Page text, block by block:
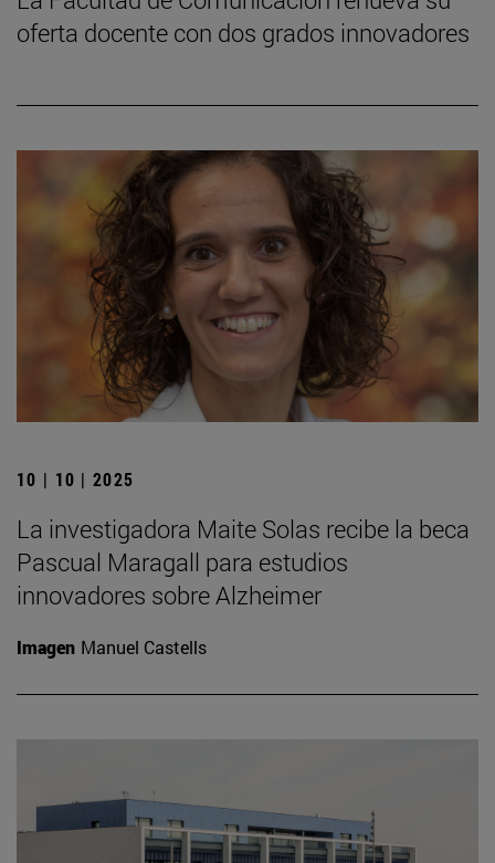
oferta docente con dos grados innovadores
10 | 10 | 2025
La investigadora Maite Solas recibe la beca
Pascual Maragall para estudios
innovadores sobre Alzheimer
Imagen Manuel Castells